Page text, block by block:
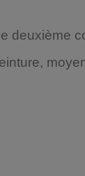
deuxième